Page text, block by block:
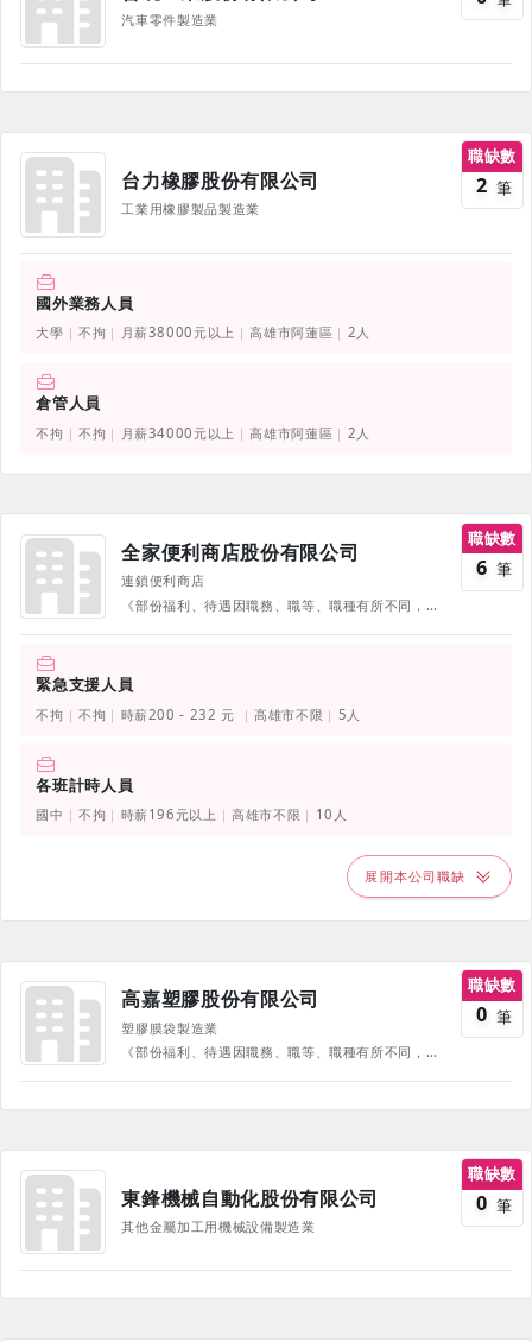
汽車零件製造業
台力橡膠股份有限公司
工業用橡膠製品製造業
職缺數
2 筆
國外業務人員
大學 不拘 月薪38000元以上 高雄市阿蓮區 2人
倉管人員
不拘 不拘 月薪34000元以上 高雄市阿蓮區 2人
全家便利商店股份有限公司
連鎖便利商店
《部份福利、待遇因職務、職等、職種有所不同，並隨公司營運方針有所調整，詳情請於面試時詢問，並以面試為主》
職缺數
6 筆
緊急支援人員
不拘 不拘 時薪200 - 232 元 高雄市不限 5人
各班計時人員
國中 不拘 時薪196元以上 高雄市不限 10人
展開本公司職缺
高嘉塑膠股份有限公司
塑膠膜袋製造業
《部份福利、待遇因職務、職等、職種有所不同，並隨公司營運方針有所調整，詳情請於面試時詢問，並以面試為主》 獎金類: 全勤獎金、年節獎金、員工生日禮金、績效獎金 餐飲類: 伙食津貼、免費供餐 娛樂類: 員工聚餐、下午茶 補助類: 國內、外旅遊補助 其他類: 需穿著員工制服、員工在職教育訓練
職缺數
0 筆
東鋒機械自動化股份有限公司
其他金屬加工用機械設備製造業
職缺數
0 筆